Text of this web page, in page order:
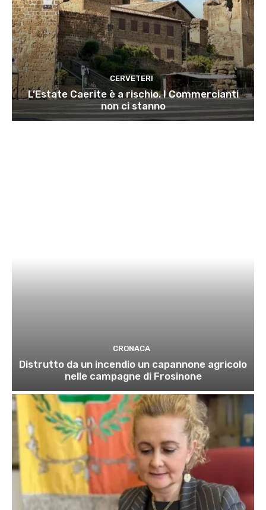
CERVETERI
L’Estate Caerite è a rischio. I Commercianti
non ci stanno
CRONACA
Distrutto da un incendio un capannone agricolo
nelle campagne di Frosinone